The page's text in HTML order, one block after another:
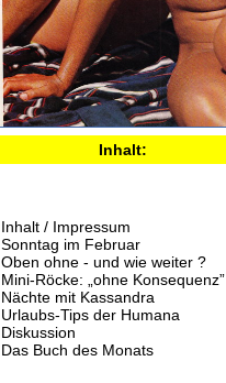
Inhalt:
Inhalt / Impressum
Sonntag im Februar
Oben ohne - und wie weiter ?
Mini-Röcke: „ohne Konsequenz”
Nächte mit Kassandra
Urlaubs-Tips der Humana
Diskussion
Das Buch des Monats